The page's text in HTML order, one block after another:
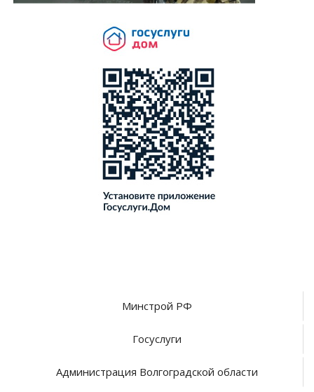
Минстрой РФ
Госуслуги
Администрация Волгоградской области